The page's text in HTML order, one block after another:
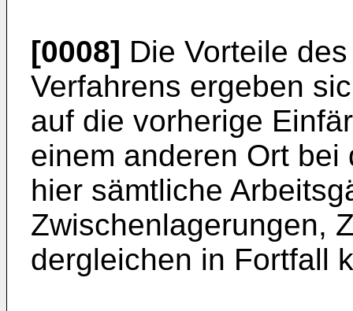
[0008] Die Vorteile
Verfahrens ergeben
auf die vorherige
einem anderen Ort
hier sämtliche
Zwischenlagerungen,
dergleichen in Fortfall